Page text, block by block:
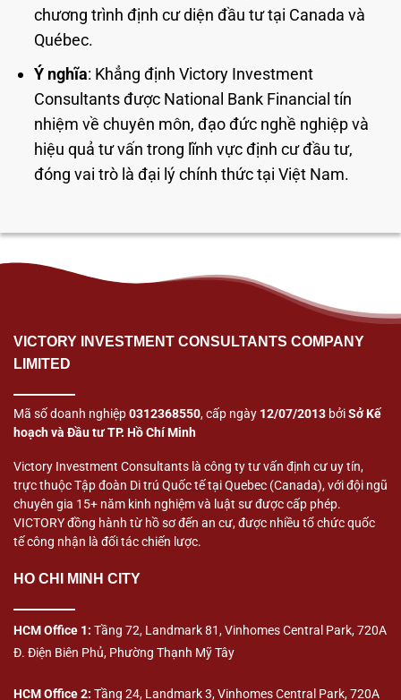
chương trình định cư diện đầu tư tại Canada và
Québec.
Ý nghĩa: Khẳng định Victory Investment
Consultants được National Bank Financial tín
nhiệm về chuyên môn, đạo đức nghề nghiệp và
hiệu quả tư vấn trong lĩnh vực định cư đầu tư,
đóng vai trò là đại lý chính thức tại Việt Nam.
VICTORY INVESTMENT CONSULTANTS COMPANY
LIMITED
Mã số doanh nghiệp0312368550, cấp ngày 12/07/2013 bởiSở Kế
hoạch và Đầu tư TP. Hồ Chí Minh
Victory Investment Consultants là công ty tư vấn định cư uy tín,
trực thuộc Tập đoàn Di trú Quốc tế tại Quebec (Canada), với đội ngũ
chuyên gia 15+ năm kinh nghiệm và luật sư được cấp phép.
VICTORY đồng hành từ hồ sơ đến an cư, được nhiều tổ chức quốc
tế công nhận là đối tác chiến lược.
HO CHI MINH CITY
HCM Office 1: Tầng 72, Landmark 81, Vinhomes Central Park, 720A
Đ. Điện Biên Phủ, Phường Thạnh Mỹ Tây
HCM Office 2: Tầng 24, Landmark 3, Vinhomes Central Park, 720A